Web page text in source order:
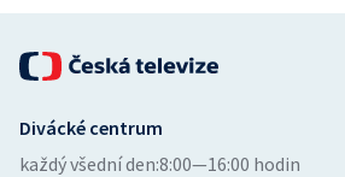
Divácké centrum
každý všední den:8:00—16:00 hodin